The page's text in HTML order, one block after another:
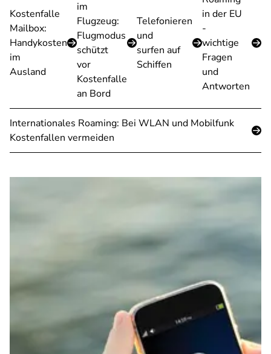
Kostenfalle
Mailbox:
Handykosten
im
Ausland
im
Flugzeug:
Flugmodus
schützt
vor
Kostenfalle
an Bord
Telefonieren
und
surfen auf
Schiffen
in der EU
-
wichtige
Fragen
und
Antworten
Internationales Roaming: Bei WLAN und Mobilfunk
Kostenfallen vermeiden